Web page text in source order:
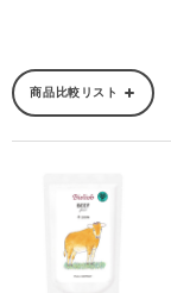
商品比較リスト